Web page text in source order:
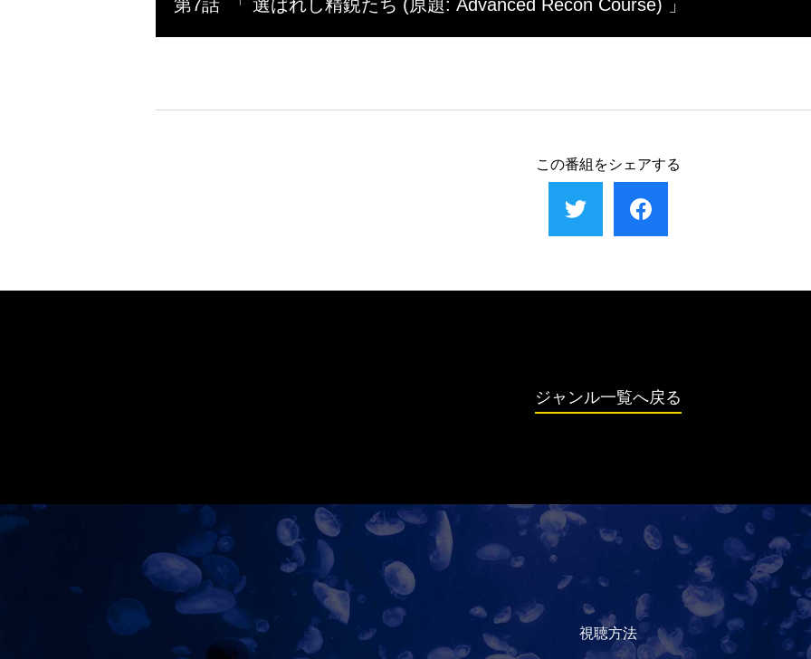
訓練に入る。彼らが配属されたのは台湾南部にある海軍基地。
さらなる試練に立ち向かう。両棲偵捜大隊で主要な任務を担う
第7話 「 選ばれし精鋭たち (原題: Advanced Recon Course) 」
れる過酷なトレーニングに彼らは耐えられるだろうか。
この番組をシェアする
ジャンル一覧へ戻る
視聴方法